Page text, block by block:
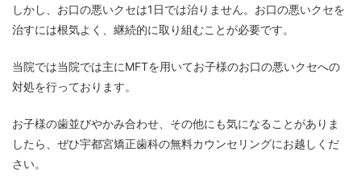
しかし、お口の悪いクセは1日では治りません。お口の悪いクセを
治すには根気よく、継続的に取り組むことが必要です。
当院では当院では主にMFTを用いてお子様のお口の悪いクセへの
対処を行っております。
お子様の歯並びやかみ合わせ、その他にも気になることがありま
したら、ぜひ宇都宮矯正歯科の無料カウンセリングにお越しくだ
さい。